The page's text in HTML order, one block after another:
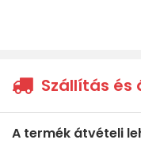
Szállítás és
A termék átvételi